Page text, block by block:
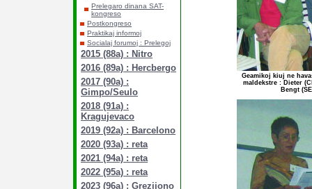
Prelegaro dinana SAT-
kongreso
Postkongreso
Praktikaj informoj
Socialaj forumoj : Prelegoj
2015 (88a) : Nitro
2016 (89a) : Hercbergo
2017 (90a) :
Gimpo/Seulo
2018 (91a) :
Kragujevaco
2019 (92a) : Barcelono
2020 (93a) : reta
2021 (94a) : reta
2022 (95a) : reta
2023 (96a) : Grezijono
Geamikoj kiuj ne
maldekstre : Dieter
Bengt